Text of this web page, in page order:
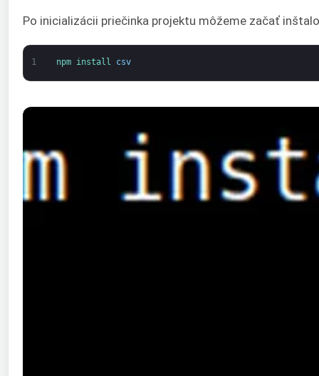
Po inicializácii priečinka projektu môžeme začať
1 npm install csv